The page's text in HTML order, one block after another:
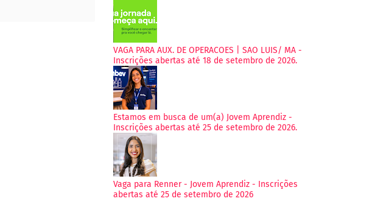
VAGA PARA AUX. DE OPERACOES | SAO LUIS/ MA -
Inscrições abertas até 18 de setembro de 2026.
Estamos em busca de um(a) Jovem Aprendiz -
Inscrições abertas até 25 de setembro de 2026.
Vaga para Renner - Jovem Aprendiz - Inscrições
abertas até 25 de setembro de 2026